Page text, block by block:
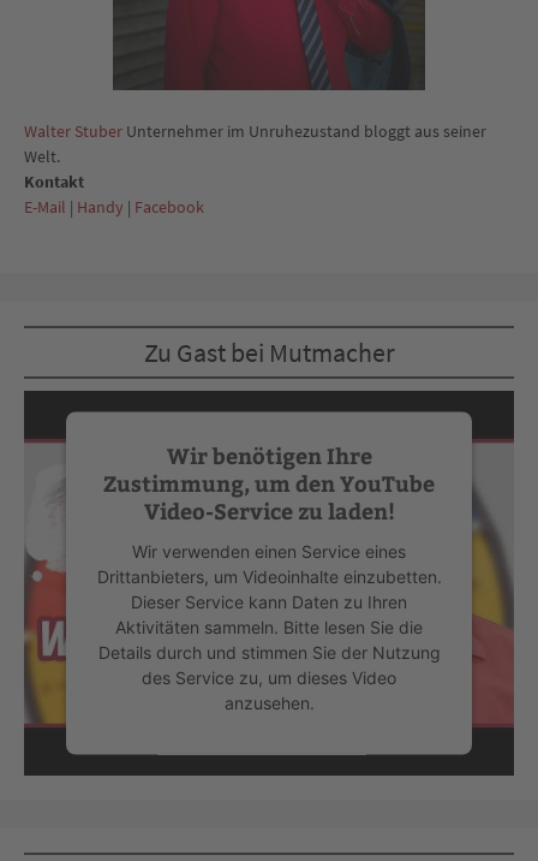
Walter Stuber Unternehmer im Unruhezustand bloggt aus seiner
Welt.
Kontakt
E-Mail | Handy | Facebook
Zu Gast bei Mutmacher
Wir benötigen Ihre
Zustimmung, um den YouTube
Video-Service zu laden!
Wir verwenden einen Service eines
Drittanbieters, um Videoinhalte einzubetten.
Dieser Service kann Daten zu Ihren
Aktivitäten sammeln. Bitte lesen Sie die
Details durch und stimmen Sie der Nutzung
des Service zu, um dieses Video
anzusehen.
Mehr Informationen